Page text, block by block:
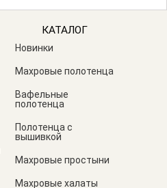
КАТАЛОГ
Новинки
Махровые полотенца
Вафельные
полотенца
Полотенца с
вышивкой
Махровые простыни
Махровые халаты